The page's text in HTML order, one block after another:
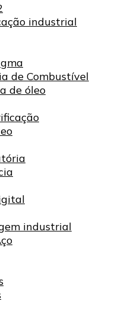
industrial
de Combustível
de óleo
industrial